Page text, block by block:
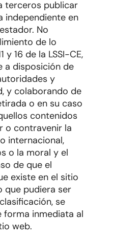
terceros publicar
independiente en
No
de lo
y 16 de la LSSI-CE,
a disposición de
y
y colaborando de
o en su caso
contenidos
o contravenir la
internacional,
o la moral y el
de que el
existe en el sitio
que pudiera ser
se
forma inmediata al
web.